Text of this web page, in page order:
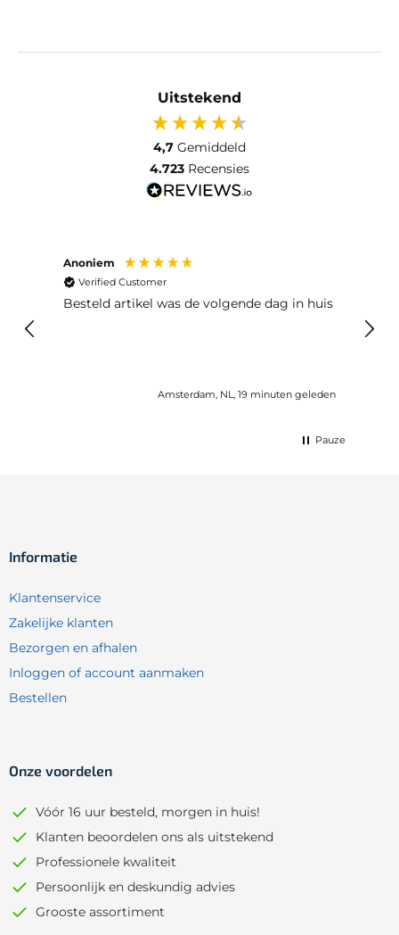
Uitstekend
4,7 Gemiddeld
4.723 Recensies
Anoniem
Verified Customer
Besteld artikel was de volgende dag in huis
Amsterdam, NL, 19 minuten geleden
Pauze
Informatie
Klantenservice
Zakelijke klanten
Bezorgen en afhalen
Inloggen of account aanmaken
Bestellen
Onze voordelen
Vóór 16 uur besteld, morgen in huis!
Klanten beoordelen ons als uitstekend
Professionele kwaliteit
Persoonlijk en deskundig advies
Grooste assortiment